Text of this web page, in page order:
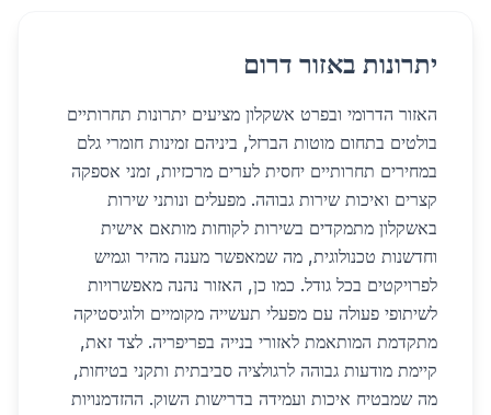
יתרונות באזור דרום
האזור הדרומי ובפרט אשקלון מציעים יתרונות תחרותיים
בולטים בתחום מוטות הברזל, ביניהם זמינות חומרי גלם
במחירים תחרותיים יחסית לערים מרכזיות, זמני אספקה
קצרים ואיכות שירות גבוהה. מפעלים ונותני שירות
באשקלון מתמקדים בשירות לקוחות מותאם אישית
וחדשנות טכנולוגית, מה שמאפשר מענה מהיר וגמיש
לפרויקטים בכל גודל. כמו כן, האזור נהנה מאפשרויות
לשיתופי פעולה עם מפעלי תעשייה מקומיים ולוגיסטיקה
מתקדמת המותאמת לאזורי בנייה בפריפריה. לצד זאת,
קיימת מודעות גבוהה לרגולציה סביבתית ותקני בטיחות,
מה שמבטיח איכות ועמידה בדרישות השוק. ההזדמנויות